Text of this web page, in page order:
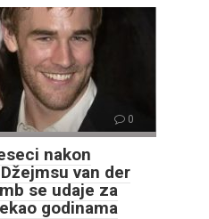
0
nakon
van der
se udaje za
godinama